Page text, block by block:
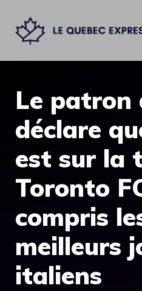
contenu
Le patron
déclare
est sur la
Toronto
compris
meilleurs
italiens